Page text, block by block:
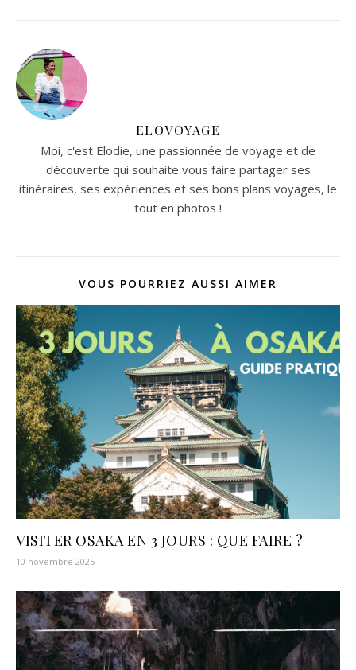
ELOVOYAGE
Moi, c'est Elodie, une passionnée de voyage et de
découverte qui souhaite vous faire partager ses
itinéraires, ses expériences et ses bons plans voyages, le
tout en photos !
VOUS POURRIEZ AUSSI AIMER
VISITER OSAKA EN 3 JOURS : QUE FAIRE ?
10 novembre 2025